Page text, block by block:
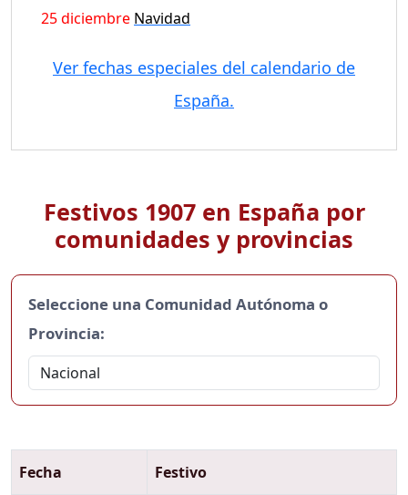
25 diciembre Navidad
Ver fechas especiales del calendario de
España.
Festivos 1907 en España por
comunidades y provincias
Seleccione una Comunidad Autónoma o
Provincia:
Fecha Festivo